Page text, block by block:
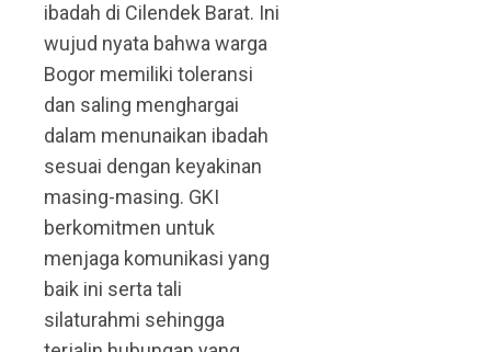
ibadah di Cilendek Barat. Ini
wujud nyata bahwa warga
Bogor memiliki toleransi
dan saling menghargai
dalam menunaikan ibadah
sesuai dengan keyakinan
masing-masing. GKI
berkomitmen untuk
menjaga komunikasi yang
baik ini serta tali
silaturahmi sehingga